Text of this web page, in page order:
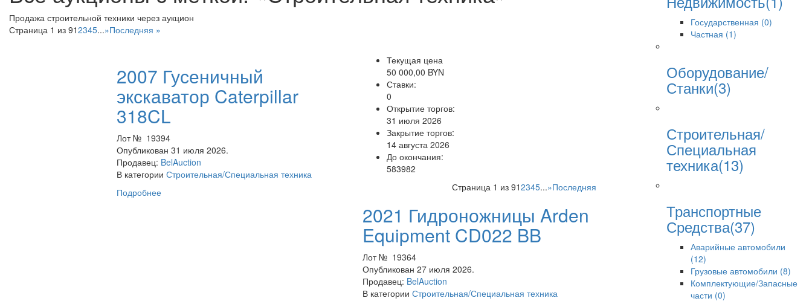
Продажа строительной техники через аукцион
Страница 1 из 912345...»Последняя »
2007 Гусеничный
экскаватор Caterpillar
318CL
Лот № 19394
Опубликован 31 июля 2026.
Продавец: BelAuction
В категории Строительная/Специальная техника
Подробнее
Текущая цена
50 000,00 BYN
Ставки:
0
Открытие торгов:
31 июля 2026
Закрытие торгов:
14 августа 2026
До окончания:
583982
2021 Гидроножницы Arden
Equipment CD022 BB
Лот № 19364
Опубликован 27 июля 2026.
Продавец: BelAuction
В категорииСтроительная/Специальная техника
Страница 1 из 912345...»Последняя
Государственная (0)
Частная (1)
Оборудование/
Станки(3)
Строительная/
Специальная
техника(13)
Транспортные
Средства(37)
Аварийные автомобили
(12)
Грузовые автомобили (8)
Комплектующие/Запасные
части (0)